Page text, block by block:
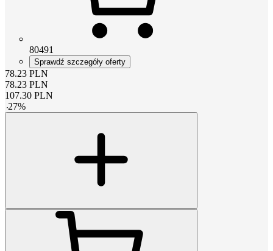
80491
Sprawdź szczegóły oferty
78.23 PLN
78.23 PLN
107.30 PLN
-27%